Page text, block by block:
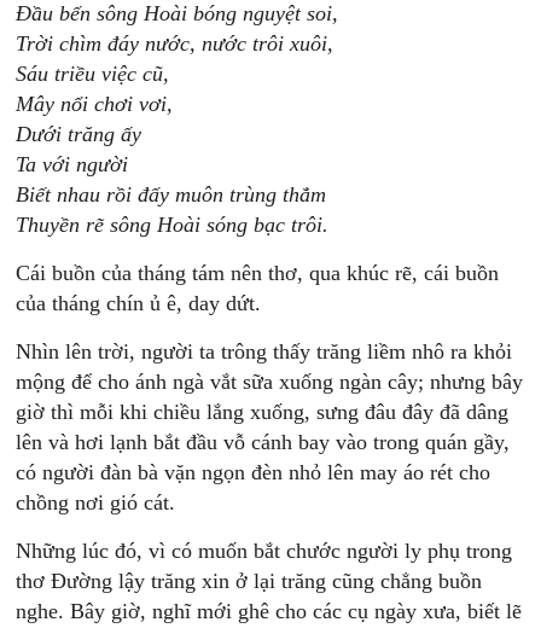
Đầu bến sông Hoài bóng nguyệt soi,
Trời chìm đáy nước, nước trôi xuôi,
Sáu triều việc cũ,
Mây nổi chơi vơi,
Dưới trăng ấy
Ta với người
Biết nhau rồi đấy muôn trùng thẳm
Thuyền rẽ sông Hoài sóng bạc trôi.
Cái buồn của tháng tám nên thơ, qua khúc rẽ, cái buồn
của tháng chín ủ ê, day dứt.
Nhìn lên trời, người ta trông thấy trăng liềm nhô ra khỏi
mộng để cho ánh ngà vắt sữa xuống ngàn cây; nhưng bây
giờ thì mỗi khi chiều lắng xuống, sưng đâu đây đã dâng
lên và hơi lạnh bắt đầu vỗ cánh bay vào trong quán gầy,
có người đàn bà vặn ngọn đèn nhỏ lên may áo rét cho
chồng nơi gió cát.
Những lúc đó, vì có muốn bắt chước người ly phụ trong
thơ Đường lậy trăng xin ở lại trăng cũng chẳng buồn
nghe. Bây giờ, nghĩ mới ghê cho các cụ ngày xưa, biết lẽ